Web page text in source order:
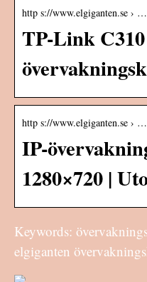
http s://www.elgiganten.se ›
TP-Link
http s://www.elgiganten.se ›
IP-
1280×720 |
Keywords:
elgiganten